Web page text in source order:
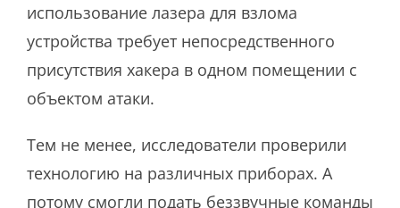
использование лазера для взлома
устройства требует непосредственного
присутствия хакера в одном помещении с
объектом атаки.
Тем не менее, исследователи проверили
технологию на различных приборах. А
потому смогли подать беззвучные команды